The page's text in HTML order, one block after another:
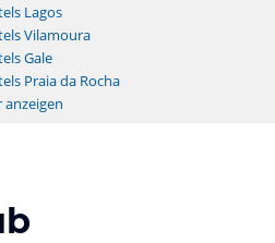
Lagos
Vilamoura
Gale
Praia da Rocha
anzeigen